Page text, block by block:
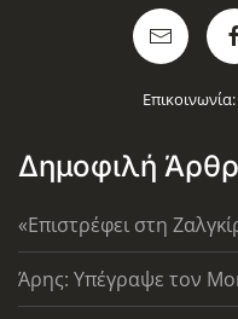
Επικοινωνία:
Δημοφιλή
«Επιστρέφει στη
Άρης: Υπέγραψε τον